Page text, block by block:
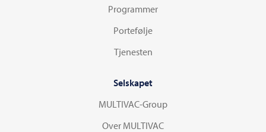
Programmer
Portefølje
Tjenesten
Selskapet
MULTIVAC-Group
Over MULTIVAC